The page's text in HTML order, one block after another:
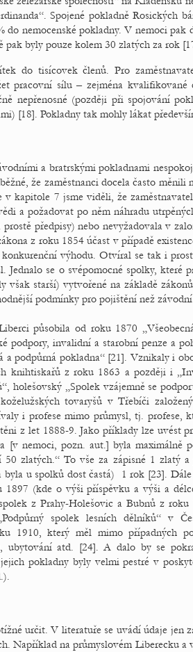
Spojené pokladně Rosických
do nemocenské pokladny. V nemoci
pak byly pouze kolem 30 zlatých za rok
do tisícovek členů. Pro
pracovní sílu – zejména
nepřenosné (později při spojování
[18]. Pokladny tak mohly lákat
a bratrskými pokladnami
že zaměstnanci docela často
kapitole 7 jsme viděli, že
a požadovat po něm náhradu
předpisy) nebo nevyžadovala v
z roku 1854 účast v případě
výhodu. Otvíral se tak i
Jednalo se o svépomocné spolky, které
však starší) vytvořené na základě
podmínky pro pojištění než
působila od roku 1870
podpory, invalidní a starobní penze a
a podpůrná pokladna“ [21]. Vznikaly i
knihtiskařů z roku 1863 a později i
holešovský „Spolek vzájemně se
tovaryšů v Třebíči
i profese mimo průmysl, tj. profese,
z let 1888-9. Jako příklady lze uvést
[v nemoci, pozn. aut.] byla
zlatých.“ To vše za zápisné 1 zlatý a
u spolků dost častá) 1 rok [23]. Dále
1897 (kde o výši příspěvku a výši a
z Prahy-Holešovic a Bubnů z
spolek lesních dělníků“ v
1910, který měl mimo případných
ubytování atd. [24]. A dalo by se
pokladny byly velmi pestré v
určit. V literatuře se uvádí údaje jen
Například na průmyslovém Liberecku a